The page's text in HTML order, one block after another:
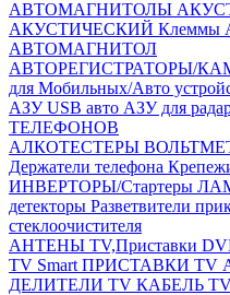
АВТОМАГНИТОЛЫ
АКУСТИЧЕСКИЙ Клеммы
АВТОМАГНИТОЛ
АВТОРЕГИСТРАТОРЫ/
для Мобильных/Авто
АЗУ USB авто АЗУ для
ТЕЛЕФОНОВ
АЛКОТЕСТЕРЫ
Держатели телефона
ИНВЕРТОРЫ/Стартеры
детекторы Разветвители
стеклоочистителя
АНТЕНЫ ТV,Приставки
TV Smart ПРИСТАВКИ TV
ДЕЛИТЕЛИ TV КАБЕЛЬ